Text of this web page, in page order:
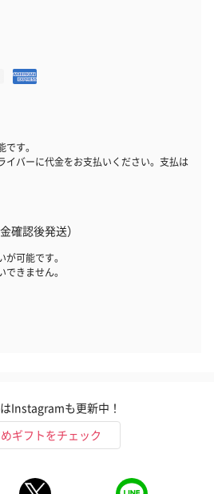
ごろっとうまみ チーズ
しょっつるナ
す。
イバーに代金をお支払いください。支払は
確認後発送）
可能です。
きません。
Instagramも更新中！
ギフトをチェック